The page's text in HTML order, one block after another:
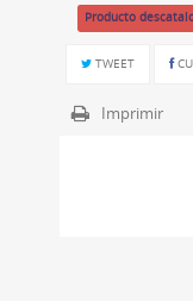
Producto
TWEET
Imprimir